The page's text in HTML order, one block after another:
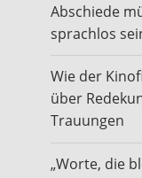
Abschiede
sprachlos
Wie der
über
Trauungen
„Worte, die